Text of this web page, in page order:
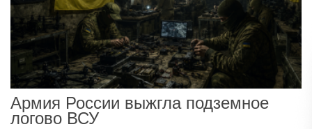
Армия России выжгла подземное
логово ВСУ